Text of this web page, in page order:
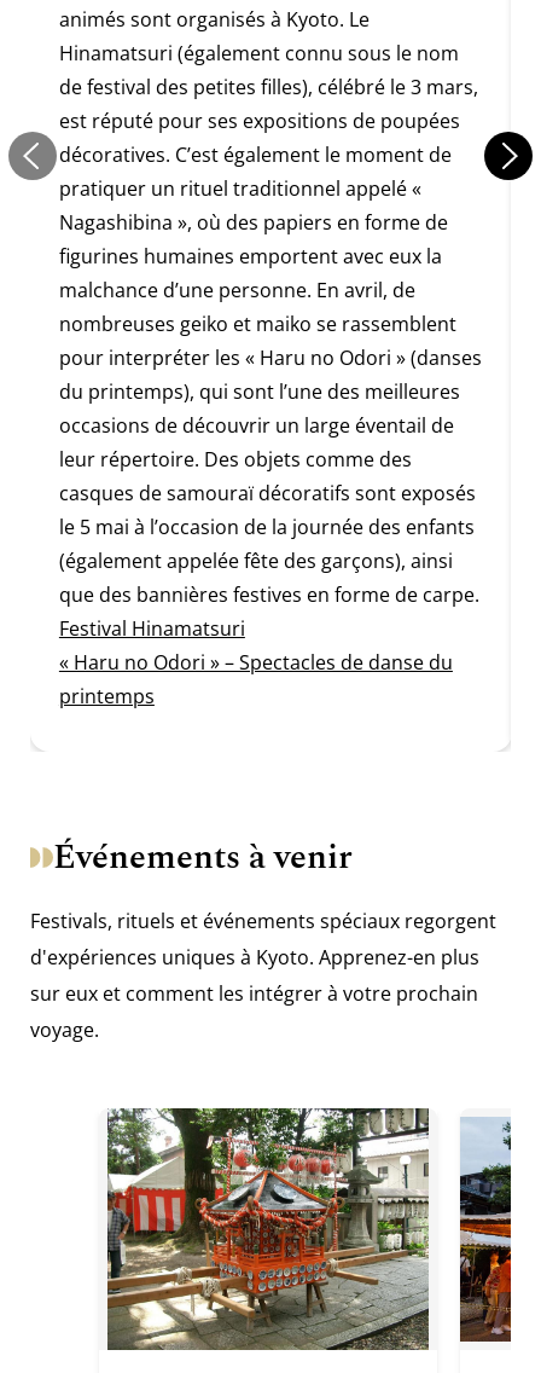
animés sont organisés à Kyoto. Le
Hinamatsuri (également connu sous le nom
de festival des petites filles), célébré le 3 mars,
est réputé pour ses expositions de poupées
décoratives. C’est également le moment de
pratiquer un rituel traditionnel appelé «
Nagashibina », où des papiers en forme de
figurines humaines emportent avec eux la
malchance d’une personne. En avril, de
nombreuses geiko et maiko se rassemblent
pour interpréter les « Haru no Odori » (danses
du printemps), qui sont l’une des meilleures
occasions de découvrir un large éventail de
leur répertoire. Des objets comme des
casques de samouraï décoratifs sont exposés
le 5 mai à l’occasion de la journée des enfants
(également appelée fête des garçons), ainsi
que des bannières festives en forme de carpe.
Festival Hinamatsuri
« Haru no Odori » – Spectacles de danse du
printemps
Événements à venir
Festivals, rituels et événements spéciaux regorgent
d'expériences uniques à Kyoto. Apprenez-en plus
sur eux et comment les intégrer à votre prochain
voyage.